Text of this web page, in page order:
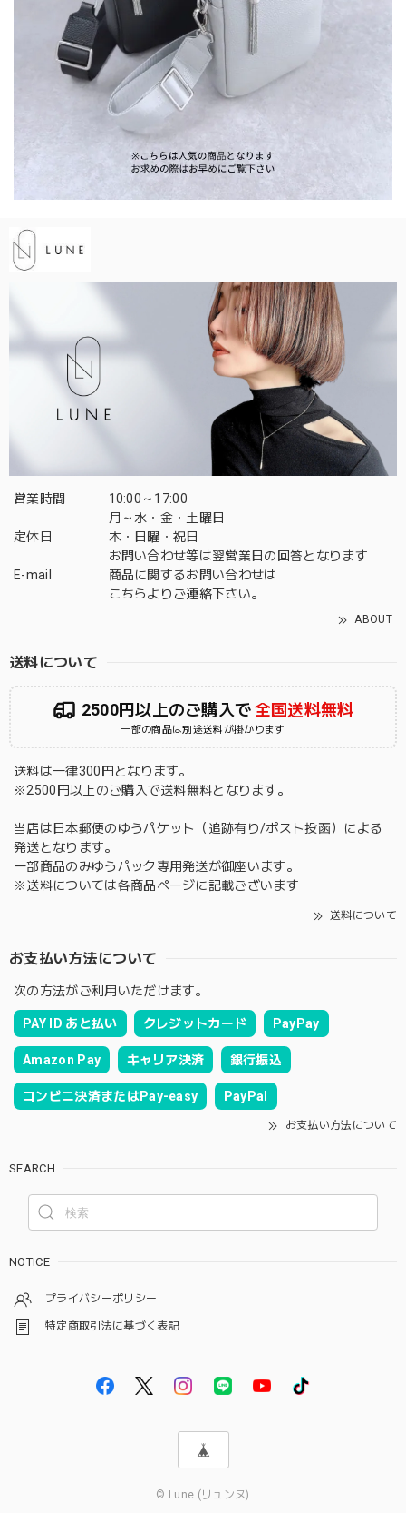
営業時間
10:00～17:00
月～水・金・土曜日
定休日
木・日曜・祝日
お問い合わせ等は翌営業日の回答となります
E-mail
商品に関するお問い合わせは
こちらよりご連絡下さい。
ABOUT
送料について
2500円以上のご購入で全国送料無料
一部の商品は別途送料が掛かります
送料は一律300円となります。
※2500円以上のご購入で送料無料となります。
当店は日本郵便のゆうパケット（追跡有り/ポスト投函）による
発送となります。
一部商品のみゆうパック専用発送が御座います。
※送料については各商品ページに記載ございます
送料について
お支払い方法について
次の方法がご利用いただけます。
PAY ID あと払い クレジットカード PayPay
Amazon Pay キャリア決済 銀行振込
コンビニ決済またはPay-easy PayPal
お支払い方法について
SEARCH
NOTICE
プライバシーポリシー
特定商取引法に基づく表記
© Lune (リュンヌ)